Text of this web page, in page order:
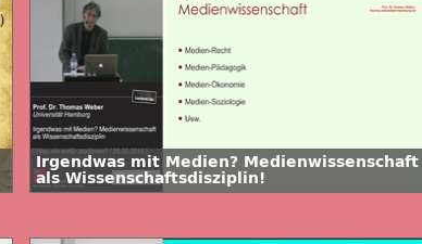
Irgendwas mit Medien? Medienwissenschaft
als Wissenschaftsdisziplin!